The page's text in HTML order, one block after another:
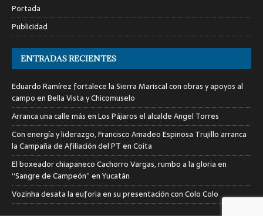
Portada
Publicidad
ENTRADAS RECIENTES
Eduardo Ramírez fortalece la Sierra Mariscal con obras y apoyos al
campo en Bella Vista y Chicomuselo
Arranca una calle más en Los Pájaros el alcalde Angel Torres
Con energía y liderazgo, Francisco Amadeo Espinosa Trujillo arranca
la Campaña de Afiliación del PT en Coita
El boxeador chiapaneco Cachorro Vargas, rumbo a la gloria en
“Sangre de Campeón” en Yucatán
Vozinha desata la euforia en su presentación con Colo Colo